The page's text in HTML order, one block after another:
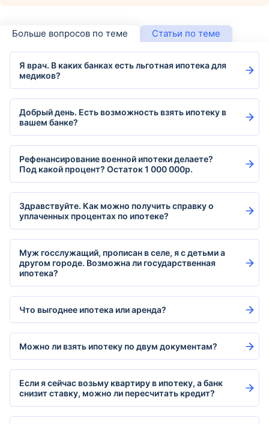
Больше вопросов по теме Статьи по теме
Я врач. В каких банках есть льготная ипотека для
медиков?
Добрый день. Есть возможность взять ипотеку в
вашем банке?
Рефенансирование военной ипотеки делаете?
Под какой процент? Остаток 1 000 000р.
Здравствуйте. Как можно получить справку о
уплаченных процентах по ипотеке?
Муж госслужащий, прописан в селе, я с детьми а
другом городе. Возможна ли государственная
ипотека?
Что выгоднее ипотека или аренда?
Можно ли взять ипотеку по двум документам?
Если я сейчас возьму квартиру в ипотеку, а банк
снизит ставку, можно ли пересчитать кредит?